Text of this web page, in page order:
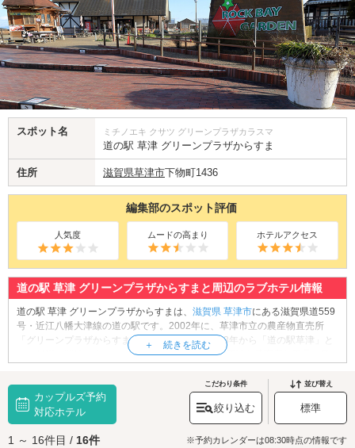
スポット名 ミチノエキ クサツ グリーンプラザカラスマ
道の駅 草津 グリーンプラザからすま
住所 滋賀県草津市下物町1436
編集部のスポット評価
人気度 ムードの高まり ホテルアクセス
道の駅 草津 グリーンプラザからすまと周辺のラブホテル情報
道の駅 草津 グリーンプラザからすまは、 滋賀県 草津市にある滋賀県道559
号・近江八幡大津線の道の駅です。2002年に、草津市立の農産物直売所
「グリーンプラザからすま」として開業し、2003年から「道の駅草津」と
して併用を開始しました。館内には、地元地域の新鮮な農畜産加工品を数
たての野菜や果物、近江牛です。季節ごとに旬の食材が店頭に並ぶので、
何度訪れても楽しめるはず。また、館内の食堂では地元食材を活かしたお
料理を提供しており、こちらで使用されるお米はなんと「近江米」です。
炊き立ての美味しさをぜひご賞味ください。
道の駅 草津 グリーンプラザからすまへは、守山・琵琶湖大橋エリアのラブ
カップルズ予約
対応ホテル
こだわり条件
絞り込む
並び替え
標準
1 ～ 16件目 / 16件 ※予約カレンダーは08:30時点の情報です